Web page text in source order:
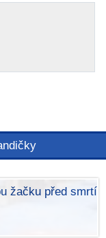
žačku před smrtí